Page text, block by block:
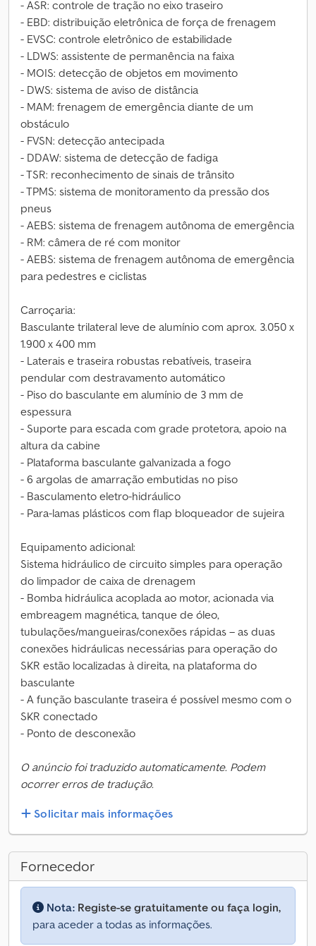
- ASR: controle de tração no eixo traseiro
- EBD: distribuição eletrônica de força de frenagem
- EVSC: controle eletrônico de estabilidade
- LDWS: assistente de permanência na faixa
- MOIS: detecção de objetos em movimento
- DWS: sistema de aviso de distância
- MAM: frenagem de emergência diante de um
obstáculo
- FVSN: detecção antecipada
- DDAW: sistema de detecção de fadiga
- TSR: reconhecimento de sinais de trânsito
- TPMS: sistema de monitoramento da pressão dos
pneus
- AEBS: sistema de frenagem autônoma de emergência
- RM: câmera de ré com monitor
- AEBS: sistema de frenagem autônoma de emergência
para pedestres e ciclistas
Carroçaria:
Basculante trilateral leve de alumínio com aprox. 3.050 x
1.900 x 400 mm
- Laterais e traseira robustas rebatíveis, traseira
pendular com destravamento automático
- Piso do basculante em alumínio de 3 mm de
espessura
- Suporte para escada com grade protetora, apoio na
altura da cabine
- Plataforma basculante galvanizada a fogo
- 6 argolas de amarração embutidas no piso
- Basculamento eletro-hidráulico
- Para-lamas plásticos com flap bloqueador de sujeira
Equipamento adicional:
Sistema hidráulico de circuito simples para operação
do limpador de caixa de drenagem
- Bomba hidráulica acoplada ao motor, acionada via
embreagem magnética, tanque de óleo,
tubulações/mangueiras/conexões rápidas – as duas
conexões hidráulicas necessárias para operação do
SKR estão localizadas à direita, na plataforma do
basculante
- A função basculante traseira é possível mesmo com o
SKR conectado
- Ponto de desconexão
O anúncio foi traduzido automaticamente. Podem
ocorrer erros de tradução.
Solicitar mais informações
Fornecedor
Nota: Registe-se gratuitamente ou faça login,
para aceder a todas as informações.